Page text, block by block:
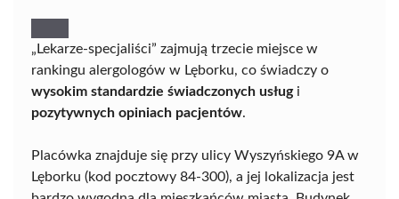
„Lekarze-specjaliści” zajmują trzecie miejsce w
rankingu alergologów w Lęborku, co świadczy o
wysokim standardzie świadczonych usługi
pozytywnych opiniach pacjentów.
Placówka znajduje się przy ulicy Wyszyńskiego 9A w
Lęborku (kod pocztowy 84-300), a jej lokalizacja jest